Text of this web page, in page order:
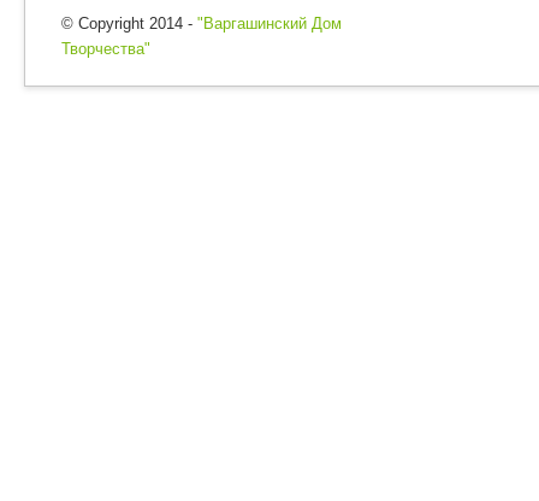
© Copyright 2014 - "Варгашинский Дом
Творчества"